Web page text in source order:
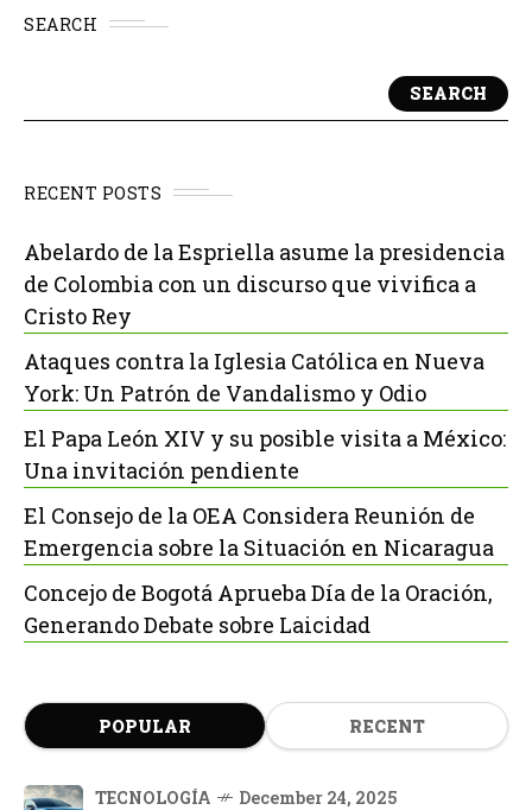
SEARCH
SEARCH
RECENT POSTS
Abelardo de la Espriella asume la presidencia
de Colombia con un discurso que vivifica a
Cristo Rey
Ataques contra la Iglesia Católica en Nueva
York: Un Patrón de Vandalismo y Odio
El Papa León XIV y su posible visita a México:
Una invitación pendiente
El Consejo de la OEA Considera Reunión de
Emergencia sobre la Situación en Nicaragua
Concejo de Bogotá Aprueba Día de la Oración,
Generando Debate sobre Laicidad
POPULAR RECENT
TECNOLOGÍA December 24, 2025